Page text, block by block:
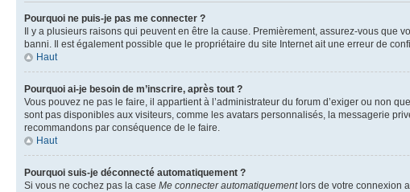
Pourquoi ne puis-je pas me connecter ?
Il y a plusieurs raisons qui peuvent en être la cause. Premièrement, assurez-vous que
banni. Il est également possible que le propriétaire du site Internet ait une erreur de
Haut
Pourquoi ai-je besoin de m’inscrire, après tout ?
Vous pouvez ne pas le faire, il appartient à l’administrateur du forum d’exiger ou non
sont pas disponibles aux visiteurs, comme les avatars personnalisés, la messagerie
recommandons par conséquence de le faire.
Haut
Pourquoi suis-je déconnecté automatiquement ?
Si vous ne cochez pas la case Me connecter automatiquementlors de votre connexion